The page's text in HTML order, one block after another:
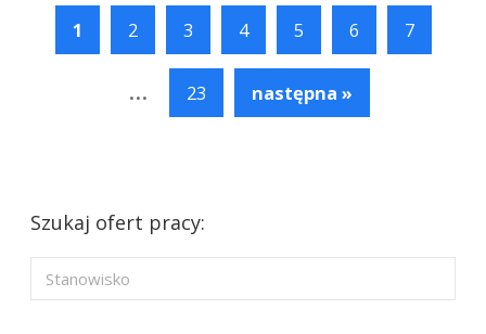
1 2 3 4 5 6 7
... 23 następna »
Szukaj ofert pracy: